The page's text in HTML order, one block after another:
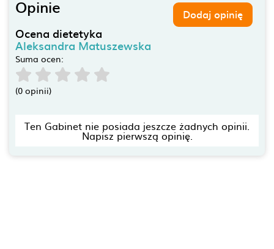
Opinie Dodaj opinię
Ocena dietetyka
Aleksandra Matuszewska
Suma ocen:
(0 opinii)
Ten Gabinet nie posiada jeszcze żadnych opinii.
Napisz pierwszą opinię.